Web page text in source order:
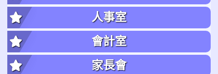
人事室
會計室
家長會